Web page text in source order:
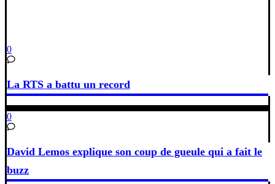
0
La RTS a battu un record
0
David Lemos explique son coup de gueule qui a fait le
buzz